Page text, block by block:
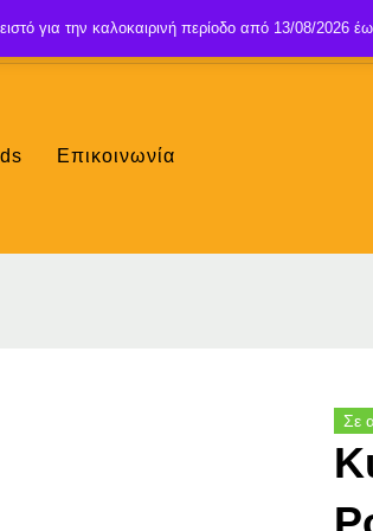
Επικοινωνία
Σε
για την καλοκαιρινή περίοδο από 13/08/2026